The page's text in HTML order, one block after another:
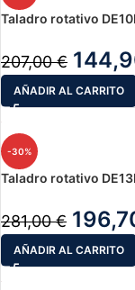
Taladro rotativo
207,00€
AÑADIR AL CARRITO
-30%
Taladro rotativo
281,00€
AÑADIR AL CARRITO